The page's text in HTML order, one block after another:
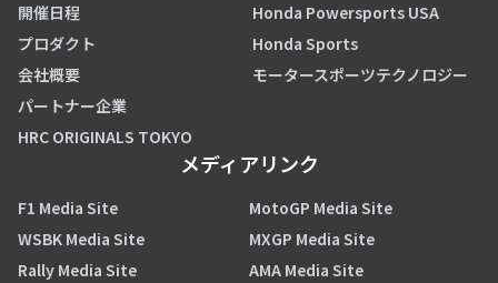
開催日程
プロダクト
会社概要
パートナー企業
HRC ORIGINALS TOKYO
Honda Powersports USA
Honda Sports
モータースポーツテクノロジー
メディアリンク
F1 Media Site
MotoGP Media Site
WSBK Media Site
MXGP Media Site
Rally Media Site
AMA Media Site